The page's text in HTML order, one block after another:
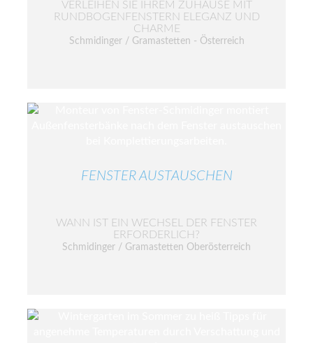
VERLEIHEN SIE IHREM ZUHAUSE MIT
RUNDBOGENFENSTERN ELEGANZ UND
CHARME
Schmidinger / Gramastetten - Österreich
FENSTER AUSTAUSCHEN
WANN IST EIN WECHSEL DER FENSTER
ERFORDERLICH?
Schmidinger / Gramastetten Oberösterreich